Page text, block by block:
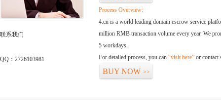
联系我们
QQ：2726103981
Process Overview:
4.cn is a world leading domain escrow service
million RMB transaction volume every year. We
5 workdays.
For detailed process, you can “visit here” or contact
BUY NOW >>